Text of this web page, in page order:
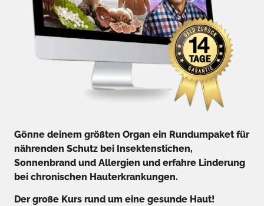
Gönne deinem größten Organ ein Rundumpaket für
nährenden Schutz bei Insektenstichen,
Sonnenbrand und Allergien und erfahre Linderung
bei chronischen Hauterkrankungen.
Der große Kurs rund um eine gesunde Haut!